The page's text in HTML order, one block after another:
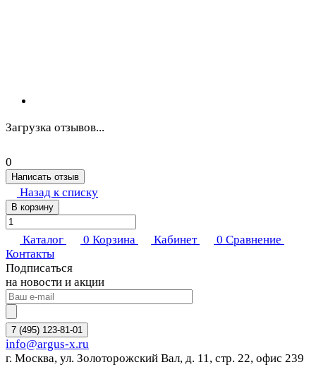
Загрузка отзывов...
0
Написать отзыв
Назад к списку
В корзину
Каталог 0 Корзина Кабинет 0 Сравнение
Контакты
Подписаться
на новости и акции
7 (495) 123-81-01
info@argus-x.ru
г. Москва, ул. Золоторожский Вал, д. 11, стр. 22, офис 239